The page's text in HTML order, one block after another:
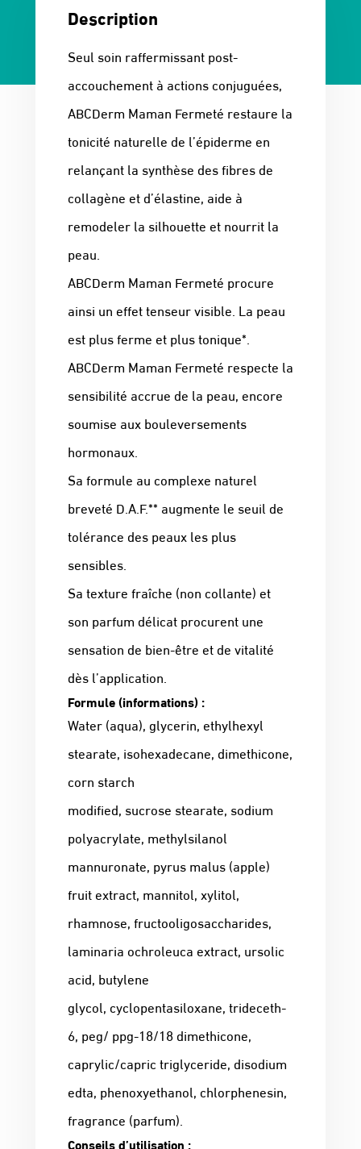
Description
Seul soin raffermissant post-
accouchement à actions conjuguées,
ABCDerm Maman Fermeté restaure la
tonicité naturelle de l’épiderme en
relançant la synthèse des fibres de
collagène et d’élastine, aide à
remodeler la silhouette et nourrit la
peau.
ABCDerm Maman Fermeté procure
ainsi un effet tenseur visible. La peau
est plus ferme et plus tonique*.
ABCDerm Maman Fermeté respecte la
sensibilité accrue de la peau, encore
soumise aux bouleversements
hormonaux.
Sa formule au complexe naturel
breveté D.A.F.** augmente le seuil de
tolérance des peaux les plus
sensibles.
Sa texture fraîche (non collante) et
son parfum délicat procurent une
sensation de bien-être et de vitalité
dès l’application.
Formule (informations) :
Water (aqua), glycerin, ethylhexyl
stearate, isohexadecane, dimethicone,
corn starch
modified, sucrose stearate, sodium
polyacrylate, methylsilanol
mannuronate, pyrus malus (apple)
fruit extract, mannitol, xylitol,
rhamnose, fructooligosaccharides,
laminaria ochroleuca extract, ursolic
acid, butylene
glycol, cyclopentasiloxane, trideceth-
6, peg/ ppg-18/18 dimethicone,
caprylic/capric triglyceride, disodium
edta, phenoxyethanol, chlorphenesin,
fragrance (parfum).
Conseils d’utilisation :